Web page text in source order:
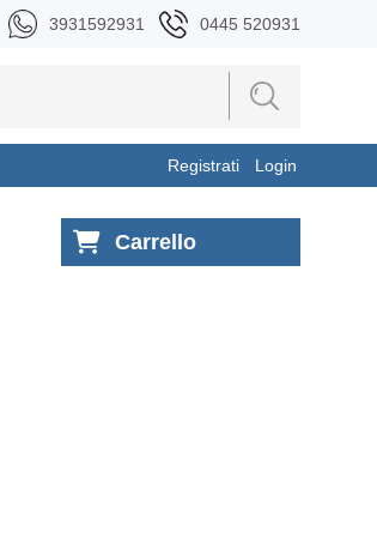
3931592931 0445 520931
Registrati Login
Carrello